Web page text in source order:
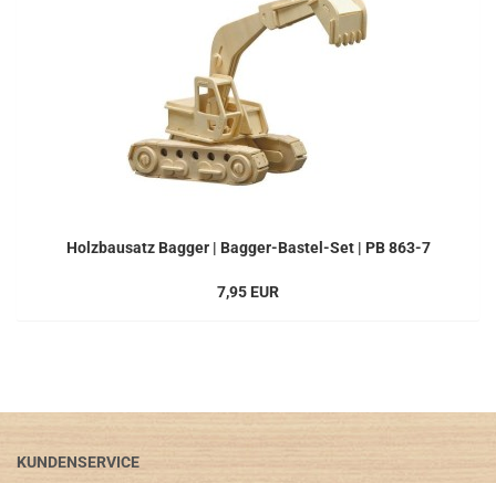
Holzbausatz Bagger | Bagger-Bastel-Set | PB 863-7
7,95 EUR
KUNDENSERVICE